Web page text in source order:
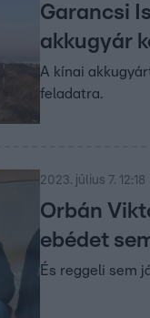
Garancsi
akkugyár
A kínai
feladatra.
2023. július 7. 12:18
Orbán
ebédet
És reggeli sem